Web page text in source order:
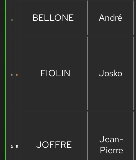
BELLONE André
FIOLIN Josko
JOFFRE
Jean-
Pierre